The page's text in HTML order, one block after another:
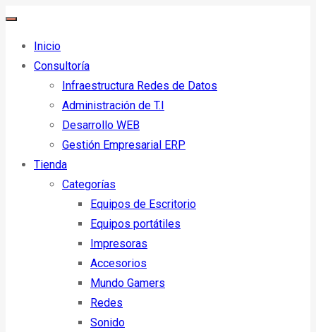
Inicio
Consultoría
Infraestructura Redes de Datos
Administración de T.I
Desarrollo WEB
Gestión Empresarial ERP
Tienda
Categorías
Equipos de Escritorio
Equipos portátiles
Impresoras
Accesorios
Mundo Gamers
Redes
Sonido